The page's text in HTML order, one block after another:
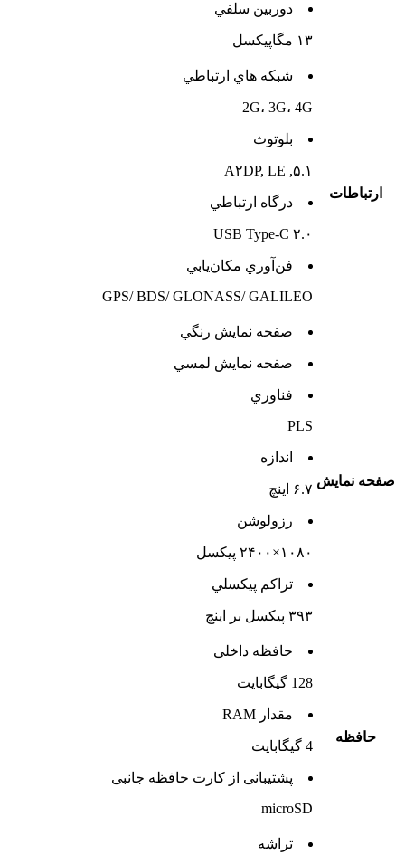
دوربين سلفي
۱۳ مگاپیکسل
ارتباطات
شبکه هاي ارتباطي
2G، 3G، 4G
بلوتوث
۵.۱, A۲DP, LE
درگاه ارتباطي
USB Type-C ۲.۰
فن‌آوري مکان‌يابي
GPS/ BDS/ GLONASS/ GALILEO
صفحه نمايش
صفحه نمايش رنگي
صفحه نمايش لمسي
فناوري
PLS
اندازه
۶.۷ اینچ
رزولوشن
۱۰۸۰×۲۴۰۰ پیکسل
تراکم پيکسلي
۳۹۳ پیکسل بر اینچ
حافظه
حافظه داخلی
128 گيگابايت
مقدار RAM
4 گيگابايت
پشتيبانی از کارت حافظه جانبی
microSD
تراشه